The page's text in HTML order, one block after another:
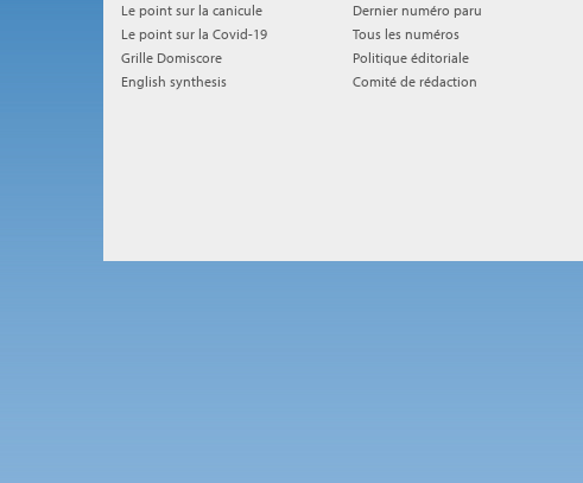
Le point sur la canicule
Le point sur la Covid-19
Grille Domiscore
English synthesis
Dernier numéro paru
Tous les numéros
Politique éditoriale
Comité de rédaction